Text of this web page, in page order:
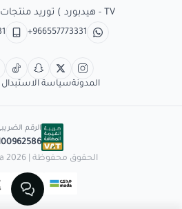
TV - هيدبورد ) توريد منتجات وبدائل الديكور
+966557773331
المدونةسياسة الاستبدال
الرقم
الحقوق محفوظة | 2026